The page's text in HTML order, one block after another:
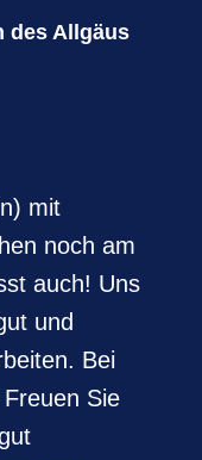
des Allgäus
mit
noch am
auch! Uns
und
Bei
Sie